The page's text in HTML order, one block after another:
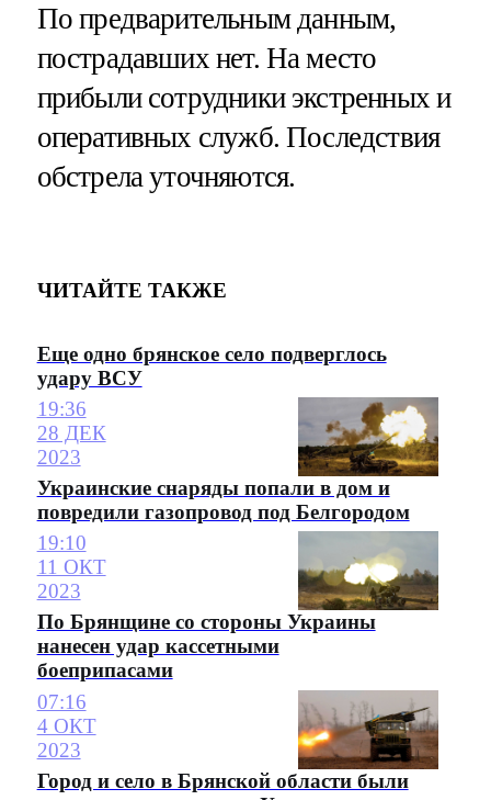
По предварительным данным,
пострадавших нет. На место
прибыли сотрудники экстренных и
оперативных служб. Последствия
обстрела уточняются.
ЧИТАЙТЕ ТАКЖЕ
Еще одно брянское село подверглось
удару ВСУ
19:36
28 ДЕК
2023
Украинские снаряды попали в дом и
повредили газопровод под Белгородом
19:10
11 ОКТ
2023
По Брянщине со стороны Украины
нанесен удар кассетными
боеприпасами
07:16
4 ОКТ
2023
Город и село в Брянской области были